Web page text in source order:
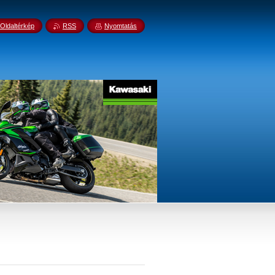
Oldaltérkép RSS Nyomtatás